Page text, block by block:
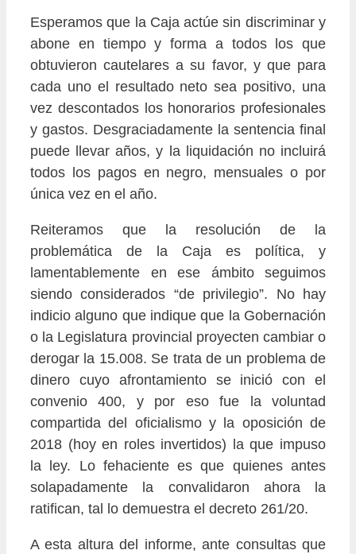
Esperamos que la Caja actúe sin discriminar y
abone en tiempo y forma a todos los que
obtuvieron cautelares a su favor, y que para
cada uno el resultado neto sea positivo, una
vez descontados los honorarios profesionales
y gastos. Desgraciadamente la sentencia final
puede llevar años, y la liquidación no incluirá
todos los pagos en negro, mensuales o por
única vez en el año.
Reiteramos que la resolución de la
problemática de la Caja es política, y
lamentablemente en ese ámbito seguimos
siendo considerados “de privilegio”. No hay
indicio alguno que indique que la Gobernación
o la Legislatura provincial proyecten cambiar o
derogar la 15.008. Se trata de un problema de
dinero cuyo afrontamiento se inició con el
convenio 400, y por eso fue la voluntad
compartida del oficialismo y la oposición de
2018 (hoy en roles invertidos) la que impuso
la ley. Lo fehaciente es que quienes antes
solapadamente la convalidaron ahora la
ratifican, tal lo demuestra el decreto 261/20.
A esta altura del informe, ante consultas que